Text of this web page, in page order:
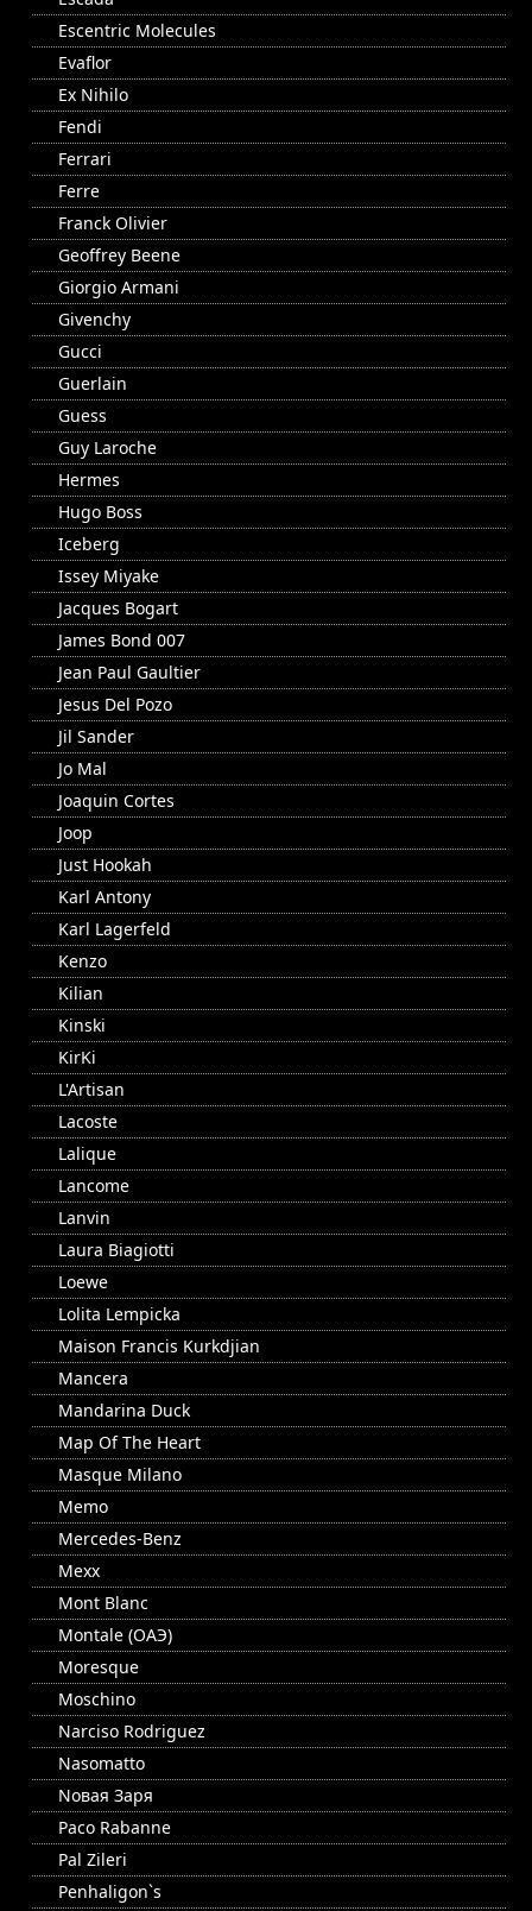
Escentric Molecules
Evaflor
Ex Nihilo
Fendi
Ferrari
Ferre
Franck Olivier
Geoffrey Beene
Giorgio Armani
Givenchy
Gucci
Guerlain
Guess
Guy Laroche
Hermes
Hugo Boss
Iceberg
Issey Miyake
Jacques Bogart
James Bond 007
Jean Paul Gaultier
Jesus Del Pozo
Jil Sander
Jo Mal
Joaquin Cortes
Joop
Just Hookah
Karl Antony
Karl Lagerfeld
Kenzo
Kilian
Kinski
KirKi
L'Artisan
Lacoste
Lalique
Lancome
Lanvin
Laura Biagiotti
Loewe
Lolita Lempicka
Maison Francis Kurkdjian
Mancera
Mandarina Duck
Map Of The Heart
Masque Milano
Memo
Mercedes-Benz
Mexx
Mont Blanc
Montale (ОАЭ)
Moresque
Moschino
Narciso Rodriguez
Nasomatto
Nовая Заря
Paco Rabanne
Pal Zileri
Penhaligon`s